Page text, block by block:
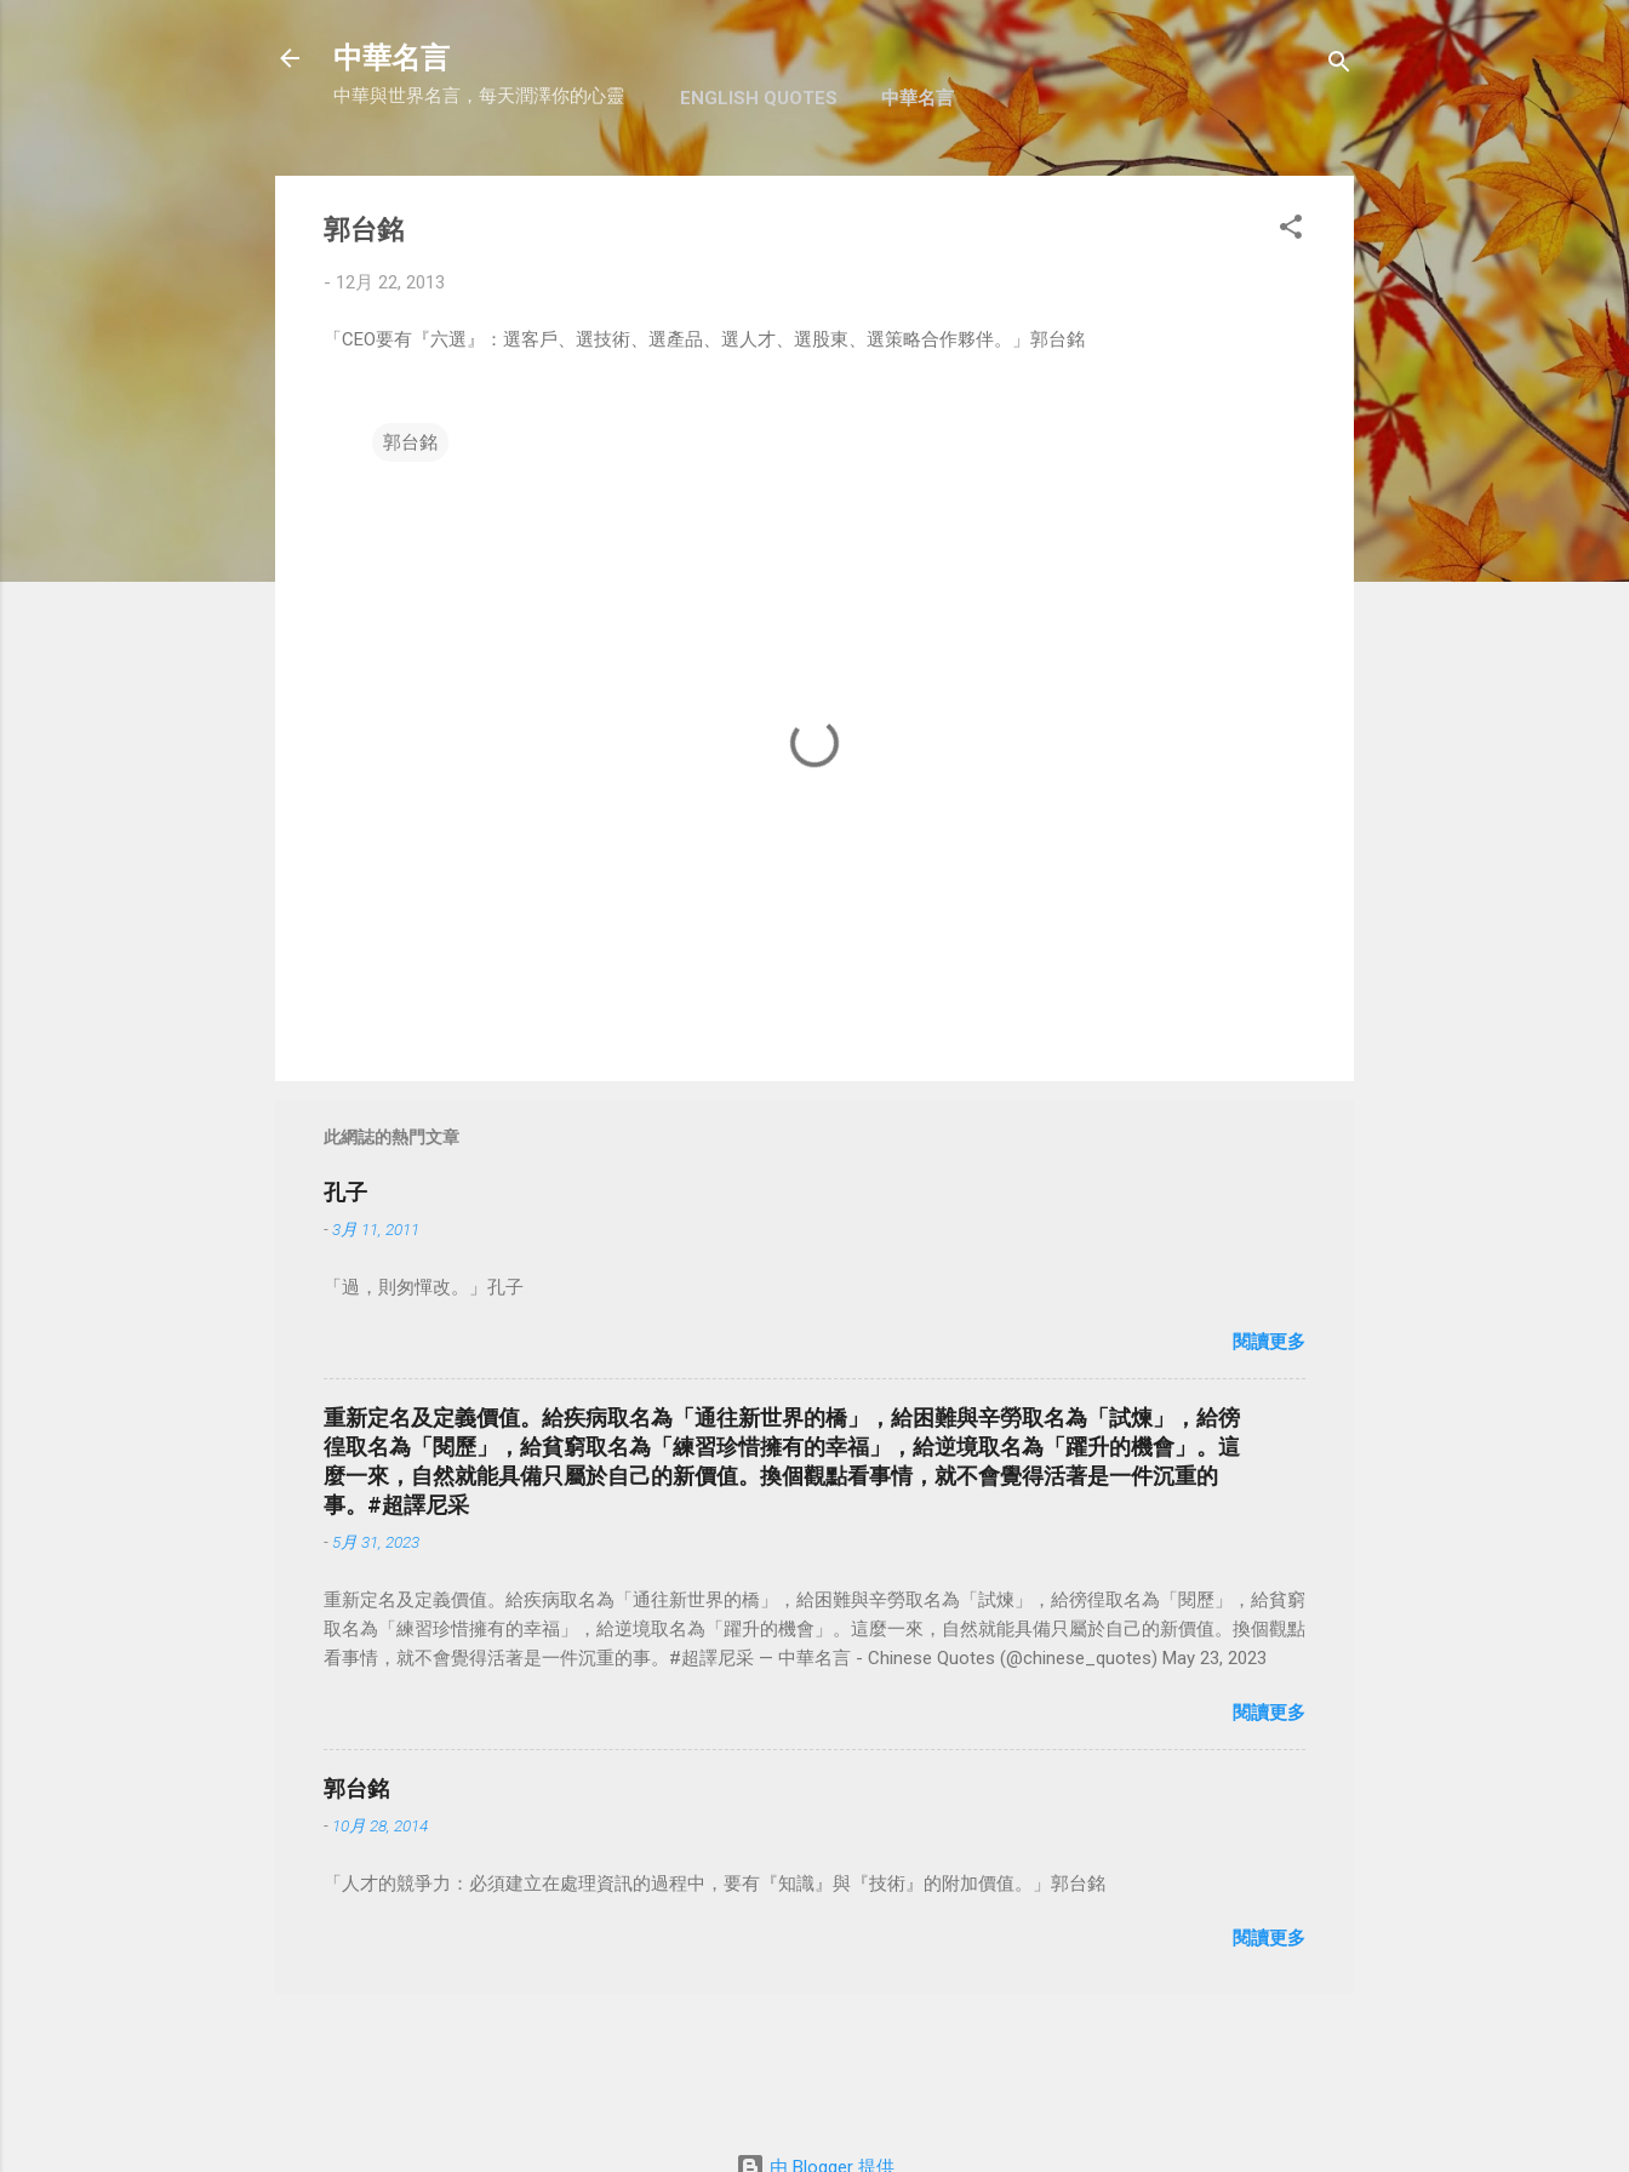
跳至主要內容
中華名言
中華與世界名言，每天潤澤你的心靈 ENGLISH QUOTES 中華名言
郭台銘
- 12月 22, 2013
「CEO要有『六選』：選客戶、選技術、選產品、選人才、選股東、選策略合作夥伴。」郭台銘
郭台銘
此網誌的熱門文章
孔子
-3月 11, 2011
「過，則匆憚改。」孔子
閱讀更多
重新定名及定義價值。給疾病取名為「通往新世界的橋」，給困難與辛勞取名為「試煉」，給徬
徨取名為「閱歷」，給貧窮取名為「練習珍惜擁有的幸福」，給逆境取名為「躍升的機會」。這
麼一來，自然就能具備只屬於自己的新價值。換個觀點看事情，就不會覺得活著是一件沉重的
事。#超譯尼采
- 5月 31, 2023
重新定名及定義價值。給疾病取名為「通往新世界的橋」，給困難與辛勞取名為「試煉」，給徬徨取名為「閱歷」，給貧窮
取名為「練習珍惜擁有的幸福」，給逆境取名為「躍升的機會」。這麼一來，自然就能具備只屬於自己的新價值。換個觀點
看事情，就不會覺得活著是一件沉重的事。#超譯尼采 — 中華名言 - Chinese Quotes (@chinese_quotes) May 23, 2023
閱讀更多
郭台銘
- 10月 28, 2014
「人才的競爭力：必須建立在處理資訊的過程中，要有『知識』與『技術』的附加價值。」郭台銘
閱讀更多
由 Blogger 提供